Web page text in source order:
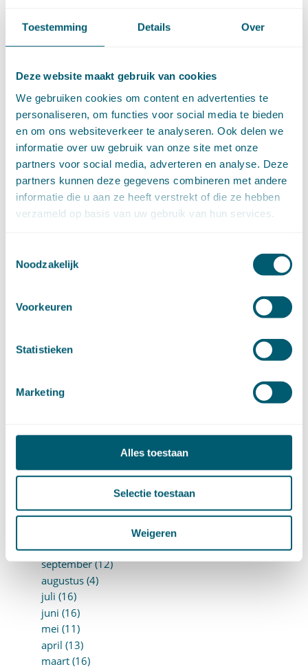
Toestemming Details Over
Deze website maakt gebruik van cookies
We gebruiken cookies om content en advertenties te
personaliseren, om functies voor social media te bieden
en om ons websiteverkeer te analyseren. Ook delen we
informatie over uw gebruik van onze site met onze
partners voor social media, adverteren en analyse. Deze
partners kunnen deze gegevens combineren met andere
informatie die u aan ze heeft verstrekt of die ze hebben
verzameld op basis van uw gebruik van hun services.
Noodzakelijk
Voorkeuren
Statistieken
Marketing
Alles toestaan
Selectie toestaan
Weigeren
april (15)
maart (8)
januari (15)
►
2024 (161)
december (16)
november (17)
oktober (17)
september (9)
augustus (10)
juli (8)
juni (7)
mei (7)
februari (17)
►
december (12)
oktober (17)
juli (19)
april (13)
februari (16)
december (13)
oktober (15)
september (12)
augustus (4)
juli (16)
juni (16)
mei (11)
april (13)
maart (16)